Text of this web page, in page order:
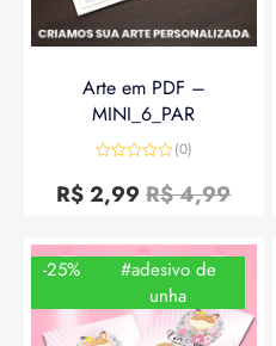
Arte em PDF –
MINI_6_PAR
0
de
(0)
R$4,99
R$2,99
-25%
#adesivo de
unha